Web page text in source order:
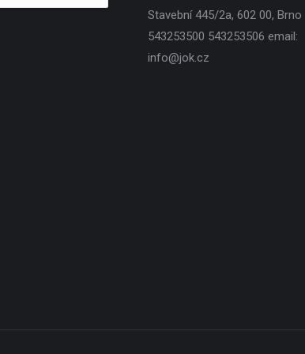
Stavební 445/2a, 602 00, Brno
543253500 543253506 email:
info@jok.cz